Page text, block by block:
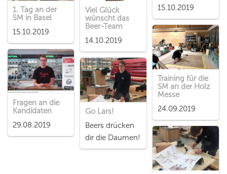
15.10.2019
1. Tag an der
SM in Basel
15.10.2019
Viel Glück
wünscht das
Beer-Team
14.10.2019
Training für die
SM an der Holz
Messe
24.09.2019
Fragen an die
Kandidaten
29.08.2019
Go Lars!
Beers drücken
dir die Daumen!